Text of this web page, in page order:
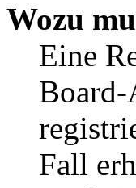
Wozu
Eine
Board-
Fall